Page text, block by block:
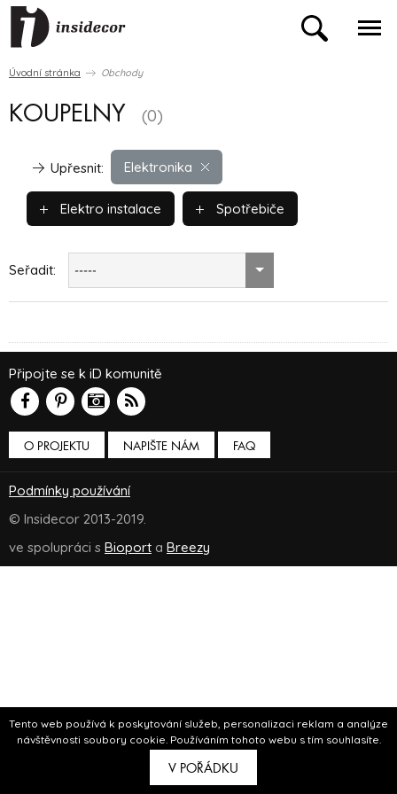
Tento web používá k poskytování služeb, personalizaci reklam a analýze
návštěvnosti soubory cookie. Používáním tohoto webu s tím souhlasíte.
V POŘÁDKU
Úvodní stránka Obchody
KOUPELNY (0)
Elektronika
Upřesnit:
Elektro instalace Spotřebiče
Seřadit: -----
O PROJEKTU NAPIŠTE NÁM
Připojte se k iD komunitě
FAQ
Podmínky používání
© Insidecor 2013-2019.
ve spolupráci s Bioport a Breezy